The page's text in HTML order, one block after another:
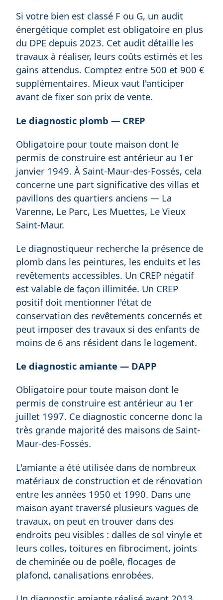
Si votre bien est classé F ou G, un audit
énergétique complet est obligatoire en plus
du DPE depuis 2023. Cet audit détaille les
travaux à réaliser, leurs coûts estimés et les
gains attendus. Comptez entre 500 et 900 €
supplémentaires. Mieux vaut l'anticiper
avant de fixer son prix de vente.
Le diagnostic plomb — CREP
Obligatoire pour toute maison dont le
permis de construire est antérieur au 1er
janvier 1949. À Saint-Maur-des-Fossés, cela
concerne une part significative des villas et
pavillons des quartiers anciens — La
Varenne, Le Parc, Les Muettes, Le Vieux
Saint-Maur.
Le diagnostiqueur recherche la présence de
plomb dans les peintures, les enduits et les
revêtements accessibles. Un CREP négatif
est valable de façon illimitée. Un CREP
positif doit mentionner l'état de
conservation des revêtements concernés et
peut imposer des travaux si des enfants de
moins de 6 ans résident dans le logement.
Le diagnostic amiante — DAPP
Obligatoire pour toute maison dont le
permis de construire est antérieur au 1er
juillet 1997. Ce diagnostic concerne donc la
très grande majorité des maisons de Saint-
Maur-des-Fossés.
L'amiante a été utilisée dans de nombreux
matériaux de construction et de rénovation
entre les années 1950 et 1990. Dans une
maison ayant traversé plusieurs vagues de
travaux, on peut en trouver dans des
endroits peu visibles : dalles de sol vinyle et
leurs colles, toitures en fibrociment, joints
de cheminée ou de poêle, flocages de
plafond, canalisations enrobées.